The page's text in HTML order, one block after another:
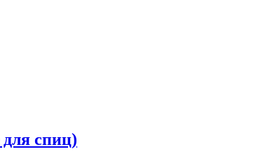
спиц)